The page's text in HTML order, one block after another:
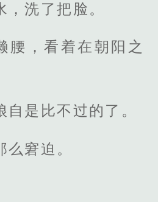
洗了把脸。
腰，看着在朝阳之
是比不过的了。
窘迫。